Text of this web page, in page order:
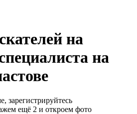
на
на
зарегистрируйтесь
ещё 2 и откроем фото